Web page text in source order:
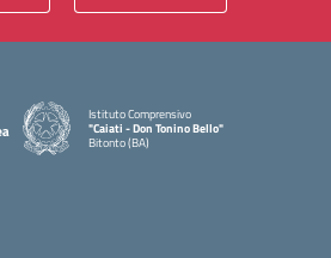
Istituto Comprensivo
"Caiati - Don Tonino Bello"
Bitonto (BA)